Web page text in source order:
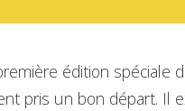
édition
pris un bon départ.